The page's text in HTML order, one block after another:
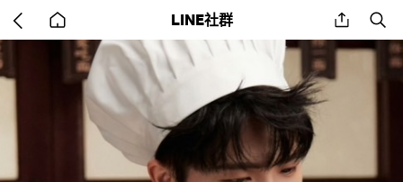
back
to
home
LINE社群 share